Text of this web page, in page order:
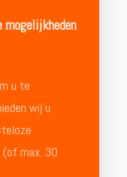
mogelijkheden
u te
wij u
(of max. 30